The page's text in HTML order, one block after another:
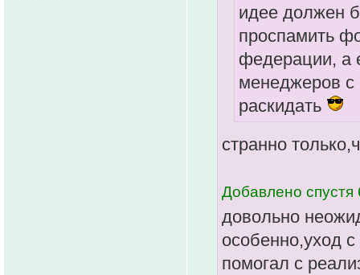
идее должен
проспамить
федерации, а
менеджеров с
раскидать
странно
Добавлено спустя
довольно
особенно,уход
помогал с